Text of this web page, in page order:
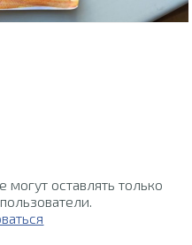
могут оставлять только